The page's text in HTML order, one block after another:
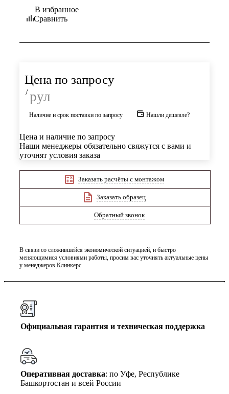
В избранное
Сравнить
Цена по запросу
/ рул
Наличие и срок поставки по запросу Нашли дешевле?
Цена и наличие по запросу
Наши менеджеры обязательно свяжутся с вами и
уточнят условия заказа
Заказать расчёты с монтажом
Заказать образец
Обратный звонок
В связи со сложившейся экономической ситуацией, и быстро
меняющимися условиями работы, просим вас уточнять актуальные цены
у менеджеров Клинкерс
Официальная гарантия и техническая поддержка
Оперативная доставка: по Уфе, Республике
Башкортостан и всей России